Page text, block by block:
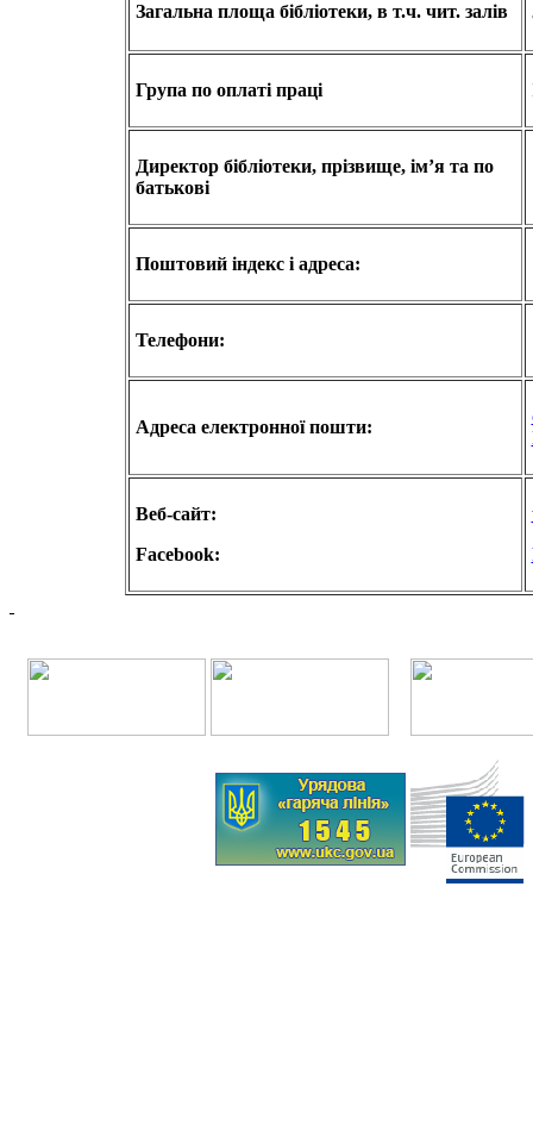
Загальна площа бібліотеки, в т.ч. чит. залів
Група по оплаті праці
Директор бібліотеки, прізвище, ім’я та по
батькові
Поштовий індекс і адреса:
Телефони:
Адреса електронної пошти:
Веб-сайт:
Facebook: